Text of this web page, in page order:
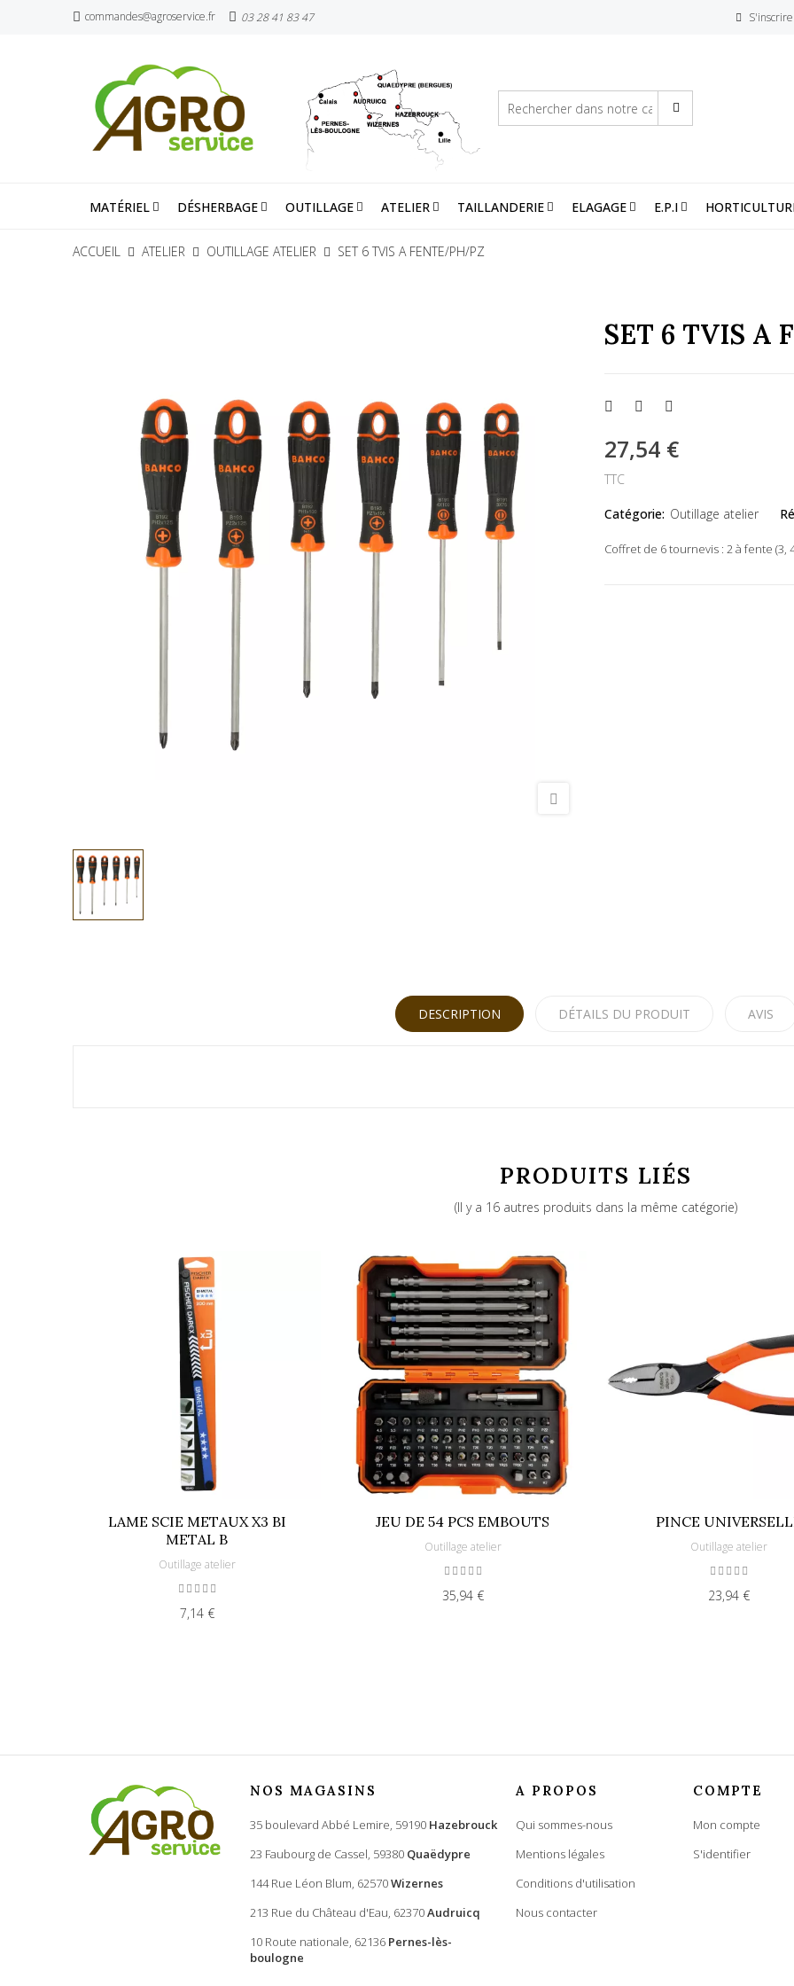
commandes@agroservice.fr 03 28 41 83 47 S'inscrire
MATÉRIEL DÉSHERBAGE OUTILLAGE ATELIER TAILLANDERIE ELAGAGE E.P.I
ACCUEIL ATELIER OUTILLAGE ATELIER SET 6 TVIS A FENTE/PH/PZ
SET 6 TVIS A
27,54 €
TTC
Catégorie: Outillage atelier
Coffret de 6 tournevis : 2 à fente (3,
DESCRIPTION DÉTAILS DU PRODUIT AVIS
0.45 kg
PRODUITS LIÉS
(Il y a 16 autres produits dans la même catégorie)
LAME SCIE METAUX X3 BI
METAL B
Outillage atelier
7,14 €
JEU DE 54 PCS EMBOUTS
Outillage atelier
35,94 €
PINCE
Outillage atelier
23,94 €
NOS MAGASINS
35 boulevard Abbé Lemire, 59190 Hazebrouck
23 Faubourg de Cassel, 59380 Quaëdypre
144 Rue Léon Blum, 62570Wizernes
213 Rue du Château d'Eau, 62370Audruicq
10 Route nationale, 62136 Pernes-lès-
boulogne
A PROPOS
Qui sommes-nous
Mentions légales
Conditions d'utilisation
Nous contacter
COMPTE
Mon compte
S'identifier